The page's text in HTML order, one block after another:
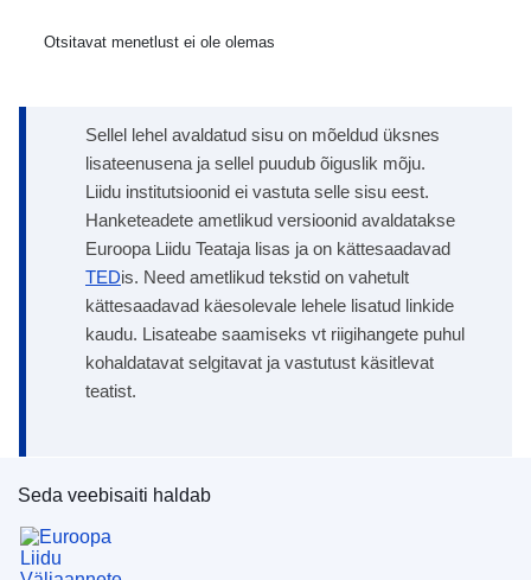
Otsitavat menetlust ei ole olemas
Sellel lehel avaldatud sisu on mõeldud üksnes
lisateenusena ja sellel puudub õiguslik mõju.
Liidu institutsioonid ei vastuta selle sisu eest.
Hanketeadete ametlikud versioonid avaldatakse
Euroopa Liidu Teataja lisas ja on kättesaadavad
TEDis. Need ametlikud tekstid on vahetult
kättesaadavad käesolevale lehele lisatud linkide
kaudu. Lisateabe saamiseks vt riigihangete puhul
kohaldatavat selgitavat ja vastutust käsitlevat
teatist.
Euroopa Liidu Väljaannete Talitus
Seda veebisaiti haldab